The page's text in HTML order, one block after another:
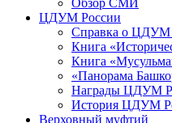
Обзор СМИ
ЦДУМ России
Справка о ЦДУМ
Книга
Книга
«Панорама
Награды ЦДУМ
История ЦДУМ
Верховный муфтий